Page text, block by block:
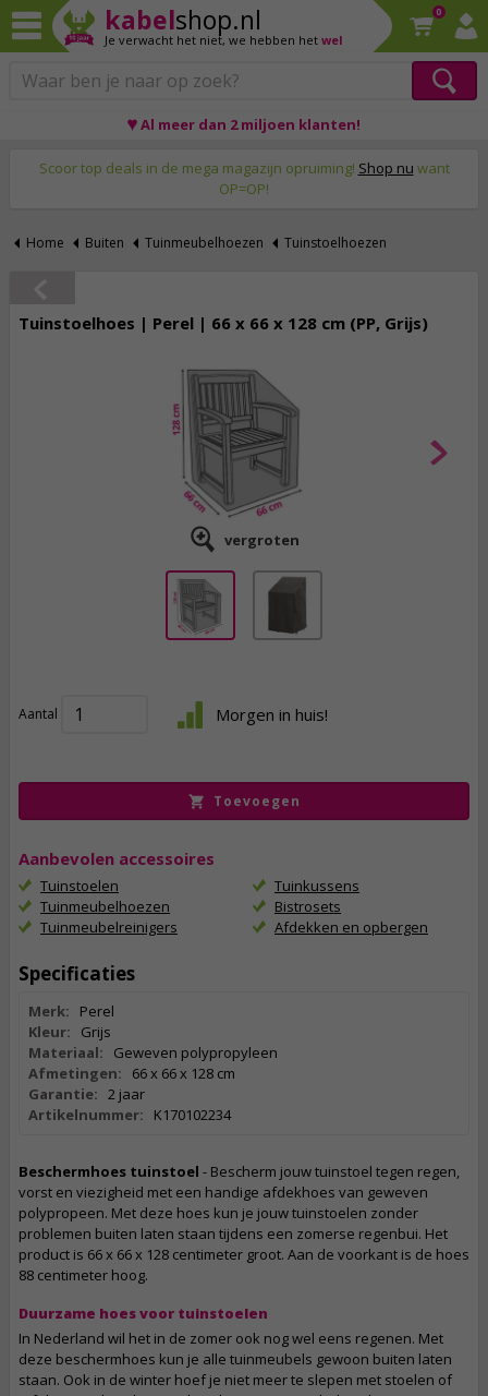
kabelshop.nl
Je verwacht het niet, we hebben het wel
0
♥ Al meer dan 2 miljoen klanten!
Scoor top deals in de mega magazijn opruiming! Shop nu want
OP=OP!
Home Buiten Tuinmeubelhoezen Tuinstoelhoezen
Tuinstoelhoes | Perel | 66 x 66 x 128 cm (PP, Grijs)
vergroten
Aantal Morgen in huis!
Toevoegen
Aanbevolen accessoires
Tuinstoelen
Tuinmeubelhoezen
Tuinmeubelreinigers
Tuinkussens
Bistrosets
Afdekken en opbergen
Specificaties
Merk:
Perel
Kleur:
Grijs
Materiaal:
Geweven polypropyleen
Afmetingen:
66 x 66 x 128 cm
Garantie: 2 jaar
Artikelnummer:
K170102234
Beschermhoes tuinstoel - Bescherm jouw tuinstoel tegen regen,
vorst en viezigheid met een handige afdekhoes van geweven
polypropeen. Met deze hoes kun je jouw tuinstoelen zonder
problemen buiten laten staan tijdens een zomerse regenbui. Het
product is 66 x 66 x 128 centimeter groot. Aan de voorkant is de hoes
88 centimeter hoog.
Duurzame hoes voor tuinstoelen
In Nederland wil het in de zomer ook nog wel eens regenen. Met
deze beschermhoes kun je alle tuinmeubels gewoon buiten laten
staan. Ook in de winter hoef je niet meer te slepen met stoelen of